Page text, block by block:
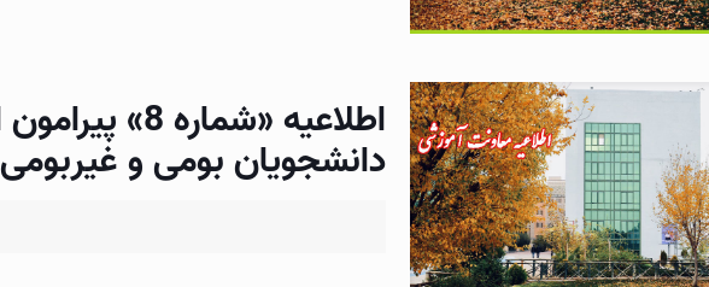
اطلاعیه «شماره
دانشجویان بومی و غیربومی